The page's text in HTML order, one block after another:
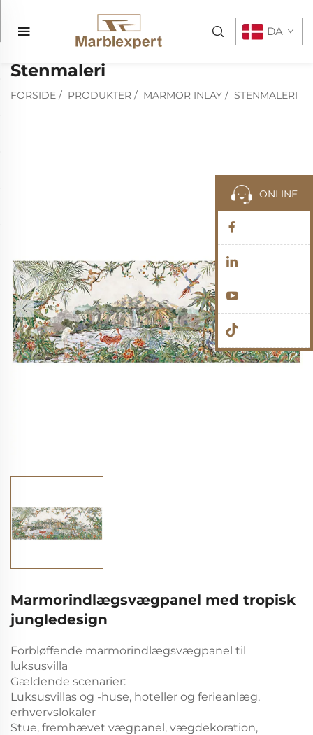
DA
Stenmaleri
FORSIDE / PRODUKTER / MARMOR INLAY / STENMALERI
Marmorindlægsvægpanel med tropisk
jungledesign
Forbløffende marmorindlægsvægpanel til
luksusvilla
Gældende scenarier:
Luksusvillas og -huse, hoteller og ferieanlæg,
erhvervslokaler
Stue, fremhævet vægpanel, vægdekoration,
ONLINE